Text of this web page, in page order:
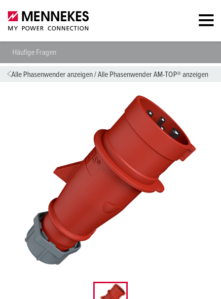
Häufige Fragen
Alle Phasenwender anzeigen/Alle Phasenwender AM-TOP® anzeigen